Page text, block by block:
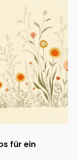
für ein